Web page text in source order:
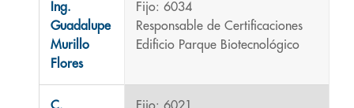
Ing.
Guadalupe
Murillo
Flores
Fijo: 6034
Responsable de Certificaciones
Edificio Parque Biotecnológico